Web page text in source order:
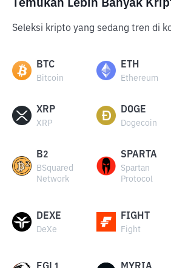
Temukan Lebih Banyak
Seleksi kripto yang sedang tren di
BTC
Bitcoin
ETH
Ethereum
XRP
XRP
DOGE
Dogecoin
B2
BSquared
Network
SPARTA
Spartan
Protocol
DEXE
DeXe
FIGHT
Fight